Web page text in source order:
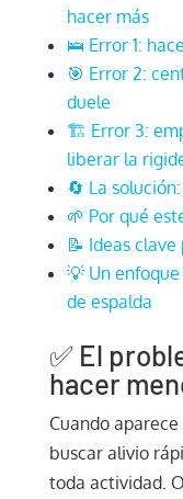
hacer más
🛌 Error 1:
🎯 Error 2:
duele
🏗️ Error 3:
liberar la
🔄 La
🌱 Por qué
📝 Ideas
💡 Un
de espalda
✅ El
hacer
Cuando aparece
buscar alivio
toda actividad.